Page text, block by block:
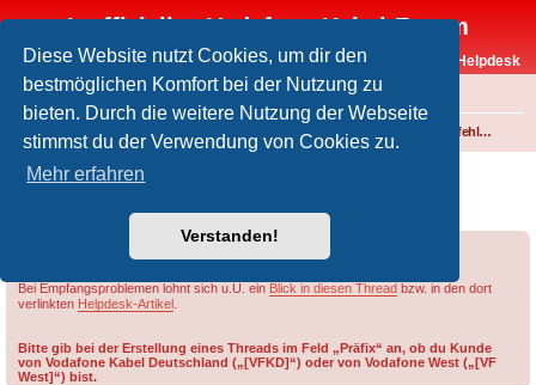
Diese Website nutzt Cookies, um dir den
bestmöglichen Komfort bei der Nutzung zu
bieten. Durch die weitere Nutzung der Webseite
stimmst du der Verwendung von Cookies zu.
Mehr erfahren
Verstanden!
Inoffizielles Vodafone-Kabel-Forum
Vodafone-Kabel-Helpdesk
FAQ
Foren-Übersicht Einspeisefehler und überregionale Störungen
[GELÖST][VFKD] Sender ONE HD nach
Bei Empfangsproblemen lohnt sich u.U. ein Blick in diesen Thread bzw. in den dort
verlinkten Helpdesk-Artikel
Bitte gib bei der Erstellung eines Threads im Feld „Präfix“ an, ob du Kunde
von Vodafone Kabel Deutschland („[VFKD]“) oder von Vodafone West („[VF
West]“) bist.